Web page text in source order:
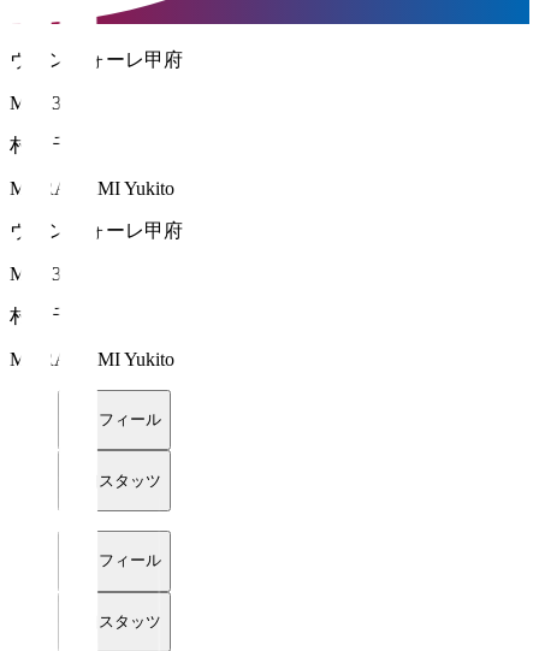
ヴァンフォーレ甲府
MF 13
村上 千歩
MURAKAMI Yukito
ヴァンフォーレ甲府
MF 13
村上 千歩
MURAKAMI Yukito
プロフィール
詳細スタッツ
プロフィール
詳細スタッツ